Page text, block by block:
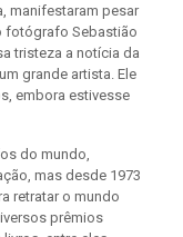
manifestaram pesar
fotógrafo Sebastião
tristeza a notícia da
grande artista. Ele
embora estivesse
do mundo,
mas desde 1973
retratar o mundo
prêmios